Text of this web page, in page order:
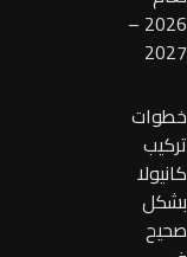
2026 –
2027
خطوات
تركيب
كانيولا
بشكل
صحيح